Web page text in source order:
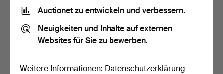
Verkauft
8.494 USD 9.485 USD
Auctionet zu entwickeln und verbessern.
Neuigkeiten und Inhalte auf externen
Websites für Sie zu bewerben.
Weitere Informationen: Datenschutzerklärung